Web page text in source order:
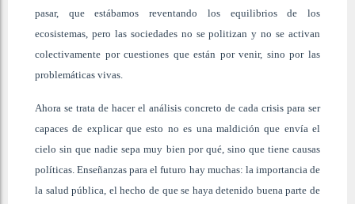
pasar, que estábamos reventando los equilibrios de los
ecosistemas, pero las sociedades no se politizan y no se activan
colectivamente por cuestiones que están por venir, sino por las
problemáticas vivas.
Ahora se trata de hacer el análisis concreto de cada crisis para ser
capaces de explicar que esto no es una maldición que envía el
cielo sin que nadie sepa muy bien por qué, sino que tiene causas
políticas. Enseñanzas para el futuro hay muchas: la importancia de
la salud pública, el hecho de que se haya detenido buena parte de